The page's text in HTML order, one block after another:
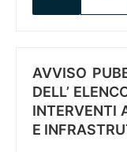
AVVISO
DELL’
INTERVENTI
E